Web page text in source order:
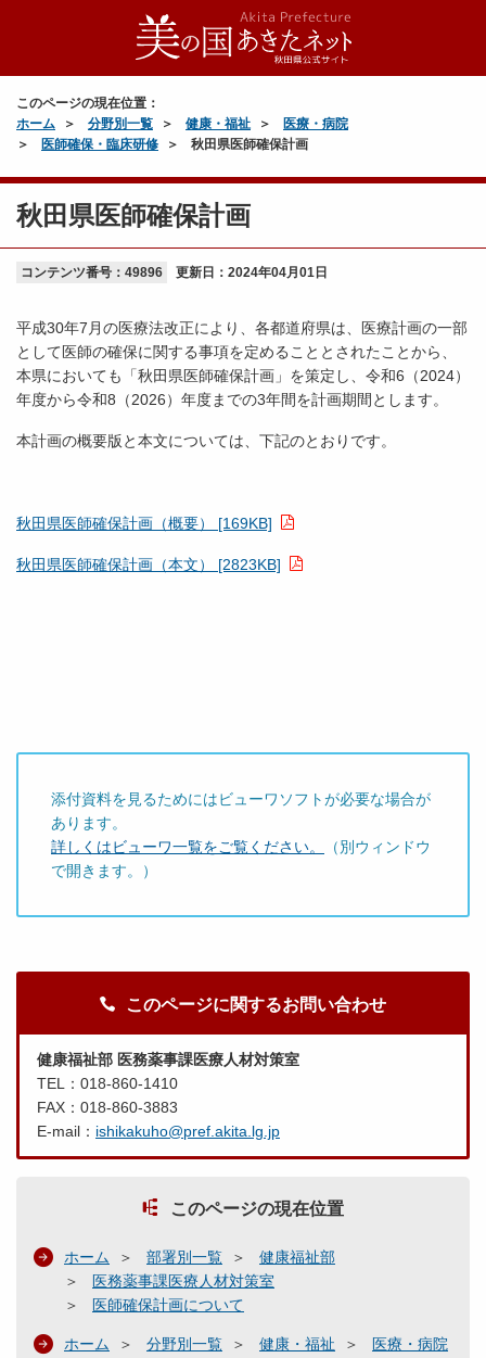
このページの現在位置：
ホーム
分野別一覧 健康・福祉
医療・病院
医師確保・臨床研修
秋田県医師確保計画
秋田県医師確保計画
コンテンツ番号：49896 更新日： 2024年04月01日
平成30年7月の医療法改正により、各都道府県は、医療計画の一部
として医師の確保に関する事項を定めることとされたことから、
本県においても「秋田県医師確保計画」を策定し、令和6（2024）
年度から令和8（2026）年度までの3年間を計画期間とします。
本計画の概要版と本文については、下記のとおりです。
秋田県医師確保計画（概要） [169KB]
秋田県医師確保計画（本文） [2823KB]
添付資料を見るためにはビューワソフトが必要な場合が
あります。
詳しくはビューワ一覧をご覧ください。
（別ウィンドウ
で開きます。）
このページに関するお問い合わせ
健康福祉部 医務薬事課医療人材対策室
TEL：018-860-1410
FAX：018-860-3883
E-mail： ishikakuho@pref.akita.lg.jp
このページの現在位置
ホーム 部署別一覧
健康福祉部
医務薬事課医療人材対策室
医師確保計画について
ホーム 分野別一覧 健康・福祉
医療・病院